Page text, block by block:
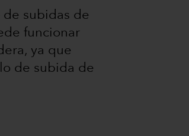
de subidas de
funcionar
ya que
de subida de